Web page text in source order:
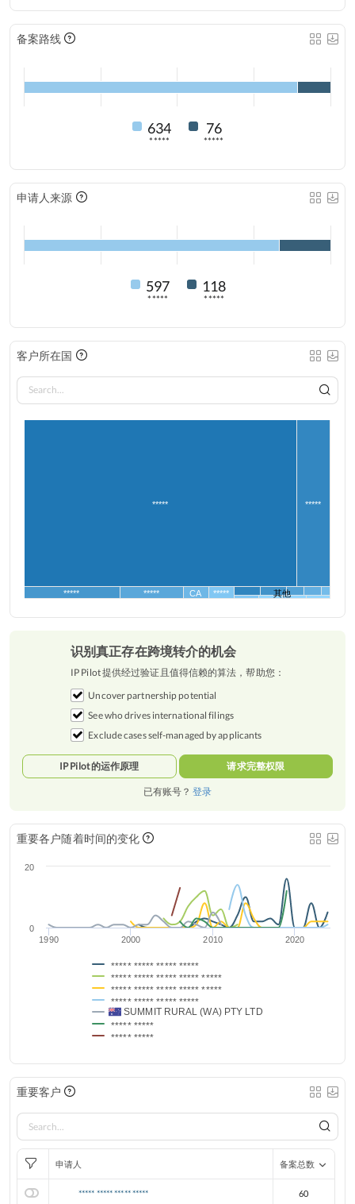
备案路线
634
*****
76
*****
申请人来源
597
*****
118
*****
客户所在国
***** *****
***** ***** CA ***** 其他
识别真正存在跨境转介的机会
IP Pilot 提供经过验证且值得信赖的算法，帮助您：
Uncover partnership potential
See who drives international filings
Exclude cases self-managed by applicants
IP Pilot 的运作原理 请求完整权限
已有账号？ 登录
重要各户随着时间的变化
1990 2000 2010 2020
0
20
***** ***** ***** *****
***** ***** ***** ***** *****
***** ***** ***** ***** *****
***** ***** ***** *****
SUMMIT RURAL (WA) PTY LTD
***** *****
***** *****
重要客户
申请人 备案总数
***** ***** ***** ***** 60